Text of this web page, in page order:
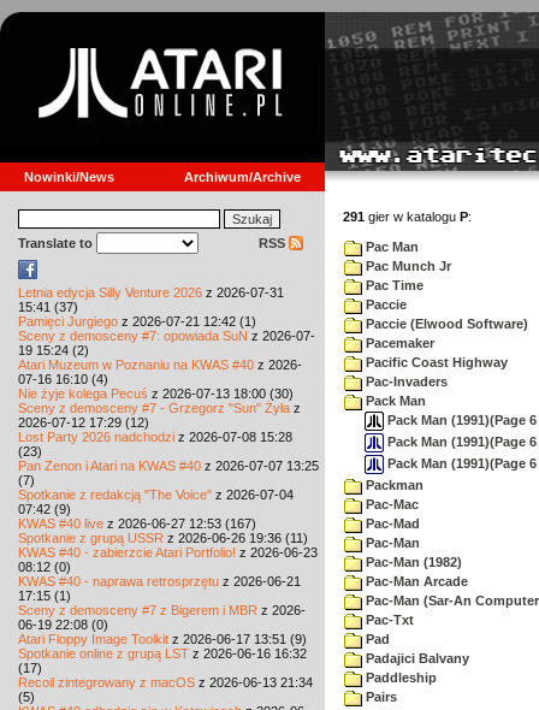
Nowinki/News Archiwum/Archive
Translate to RSS
Letnia edycja Silly Venture 2026 z 2026-07-31
15:41 (37)
Pamięci Jurgiego z 2026-07-21 12:42 (1)
Sceny z demosceny #7: opowiada SuN z 2026-07-
19 15:24 (2)
Atari Muzeum w Poznaniu na KWAS #40 z 2026-
07-16 16:10 (4)
Nie żyje kolega Pecuś z 2026-07-13 18:00 (30)
Sceny z demosceny #7 - Grzegorz "Sun" Żyła z
2026-07-12 17:29 (12)
Lost Party 2026 nadchodzi z 2026-07-08 15:28
(23)
Pan Zenon i Atari na KWAS #40 z 2026-07-07 13:25
(7)
Spotkanie z redakcją "The Voice" z 2026-07-04
07:42 (9)
KWAS #40 live z 2026-06-27 12:53 (167)
Spotkanie z grupą USSR z 2026-06-26 19:36 (11)
KWAS #40 - zabierzcie Atari Portfolio! z 2026-06-23
08:12 (0)
KWAS #40 - naprawa retrosprzętu z 2026-06-21
17:15 (1)
Sceny z demosceny #7 z Bigerem i MBR z 2026-
06-19 22:08 (0)
Atari Floppy Image Toolkit z 2026-06-17 13:51 (9)
Spotkanie online z grupą LST z 2026-06-16 16:32
(17)
Recoil zintegrowany z macOS z 2026-06-13 21:34
(5)
291 gier w katalogu P:
Pac Man
Pac Munch Jr
Pac Time
Paccie
Paccie (Elwood Software)
Pacemaker
Pacific Coast Highway
Pac-Invaders
Pack Man
Pack Man (1991)(Page
Pack Man (1991)(Page
Pack Man (1991)(Page
Packman
Pac-Mac
Pac-Mad
Pac-Man
Pac-Man (1982)
Pac-Man Arcade
Pac-Man (Sar-An
Pac-Txt
Pad
Padajici Balvany
Paddleship
Pairs